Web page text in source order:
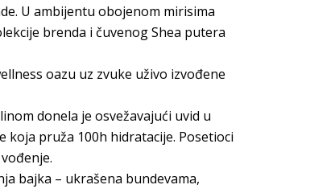
U ambijentu obojenom mirisima
brenda i čuvenog Shea putera
oazu uz zvuke uživo izvođene
donela je osvežavajući uvid u
koja pruža 100h hidratacije. Posetioci
bajka – ukrašena bundevama,